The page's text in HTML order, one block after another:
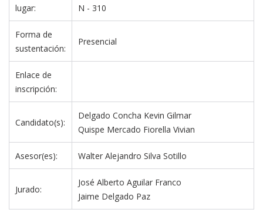
lugar:
N - 310
Forma de
sustentación:
Presencial
Enlace de
inscripción:
Candidato(s):
Delgado Concha Kevin Gilmar
Quispe Mercado Fiorella Vivian
Asesor(es): Walter Alejandro Silva Sotillo
Jurado:
José Alberto Aguilar Franco
Jaime Delgado Paz